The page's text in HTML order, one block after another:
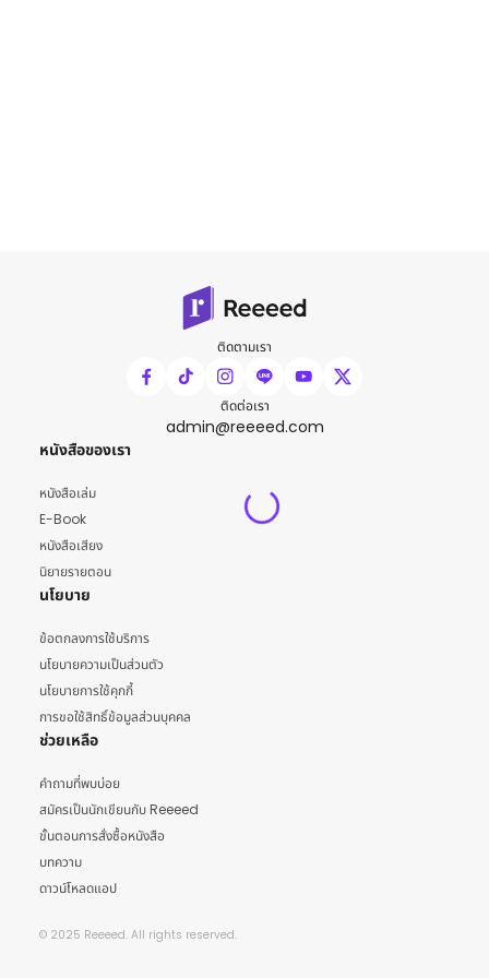
ติดตามเรา
ติดต่อเรา
admin@reeeed.com
หนังสือของเรา
หนังสือเล่ม
E-Book
หนังสือเสียง
นิยายรายตอน
นโยบาย
ข้อตกลงการใช้บริการ
นโยบายความเป็นส่วนตัว
นโยบายการใช้คุกกี้
การขอใช้สิทธิ์ข้อมูลส่วนบุคคล
ช่วยเหลือ
คำถามที่พบบ่อย
สมัครเป็นนักเขียนกับ Reeeed
ขั้นตอนการสั่งซื้อหนังสือ
บทความ
ดาวน์โหลดแอป
© 2025 Reeeed. All rights reserved.